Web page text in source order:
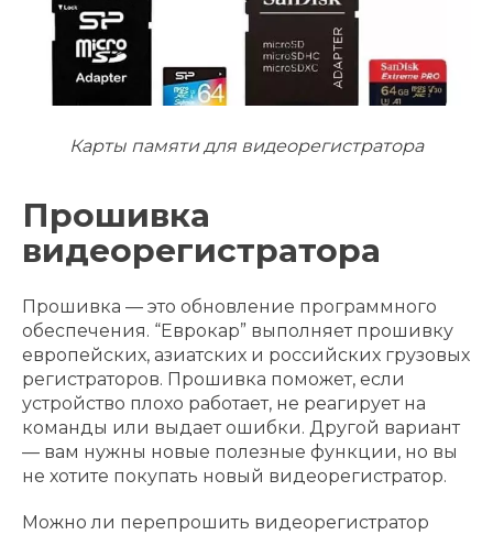
Карты памяти для видеорегистратора
Прошивка
видеорегистратора
Прошивка — это обновление программного
обеспечения. “Еврокар” выполняет прошивку
европейских, азиатских и российских грузовых
регистраторов. Прошивка поможет, если
устройство плохо работает, не реагирует на
команды или выдает ошибки. Другой вариант
— вам нужны новые полезные функции, но вы
не хотите покупать новый видеорегистратор.
Можно ли перепрошить видеорегистратор